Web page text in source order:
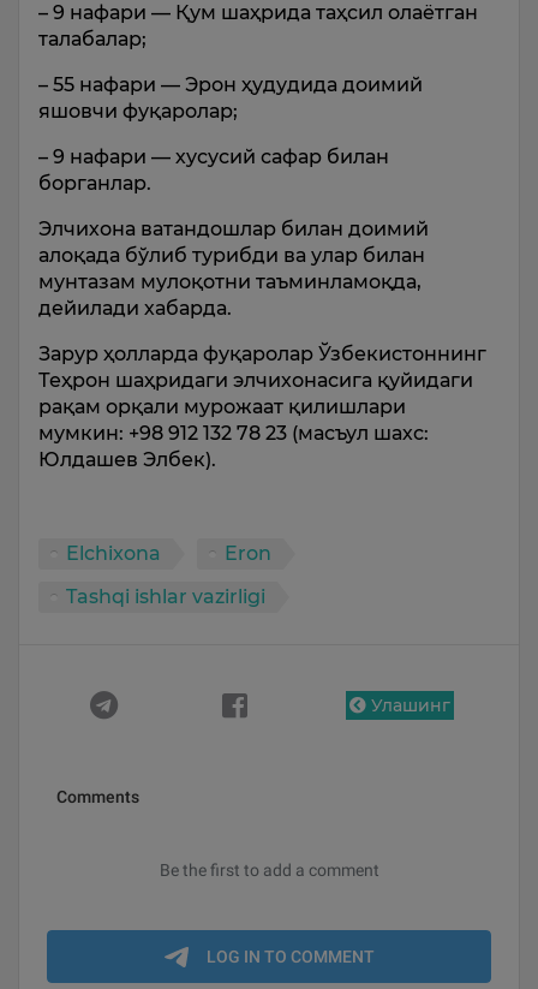
– 9 нафари — Қум шаҳрида таҳсил олаётган
талабалар;
– 55 нафари — Эрон ҳудудида доимий
яшовчи фуқаролар;
– 9 нафари — хусусий сафар билан
борганлар.
Элчихона ватандошлар билан доимий
алоқада бўлиб турибди ва улар билан
мунтазам мулоқотни таъминламоқда,
дейилади хабарда.
Зарур ҳолларда фуқаролар Ўзбекистоннинг
Теҳрон шаҳридаги элчихонасига қуйидаги
рақам орқали мурожаат қилишлари
мумкин: +98 912 132 78 23 (масъул шахс:
Юлдашев Элбек).
Elchixona
Eron
Tashqi ishlar vazirligi
Улашинг